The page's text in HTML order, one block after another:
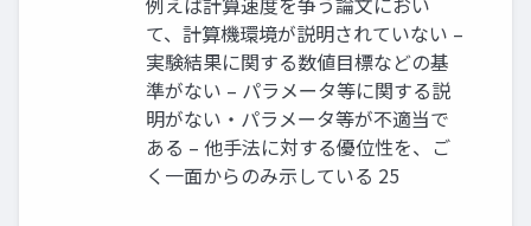
て、計算機環境が説明されていない –
実験結果に関する数値目標などの基
準がない – パラメータ等に関する説
明がない・パラメータ等が不適当で
ある – 他手法に対する優位性を、ご
く一面からのみ示している 25